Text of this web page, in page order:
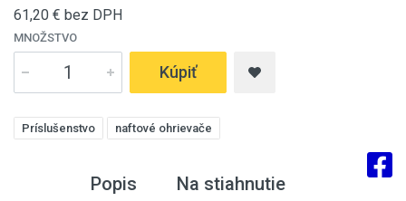
61,20 € bez DPH
MNOŽSTVO
Kúpiť
Príslušenstvo naftové ohrievače
Popis Na stiahnutie